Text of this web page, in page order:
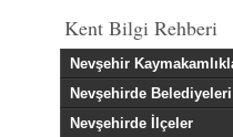
Kent Bilgi Rehberi
Nevşehir
Nevşehirde Belediyeleri
Nevşehirde İlçeler